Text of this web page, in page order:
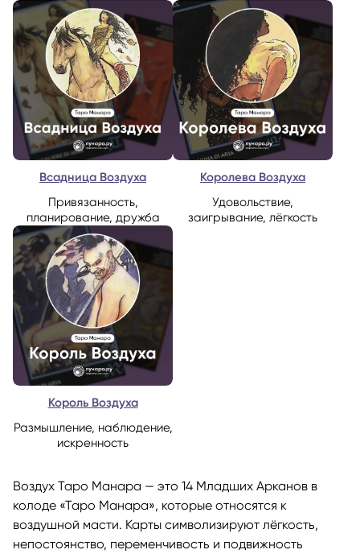
Всадница Воздуха
Привязанность,
планирование, дружба
Королева Воздуха
Удовольствие,
заигрывание, лёгкость
Король Воздуха
Размышление, наблюдение,
искренность
Воздух Таро Манара — это 14 Младших Арканов в
колоде «Таро Манара», которые относятся к
воздушной масти. Карты символизируют лёгкость,
непостоянство, переменчивость и подвижность